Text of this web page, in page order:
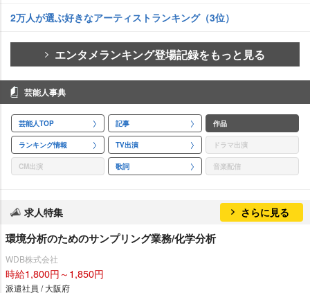
2万人が選ぶ好きなアーティストランキング（3位）
エンタメランキング登場記録をもっと見る
芸能人事典
芸能人TOP 記事 作品
ランキング情報 TV出演 ドラマ出演
CM出演 歌詞 音楽配信
求人特集 さらに見る
環境分析のためのサンプリング業務/化学分析
WDB株式会社
時給1,800円～1,850円
派遣社員 / 大阪府